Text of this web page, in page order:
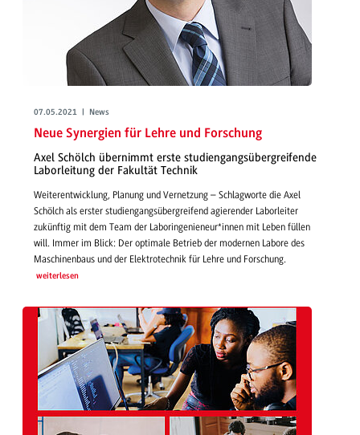
07.05.2021 | News
Neue Synergien für Lehre und Forschung
Axel Schölch übernimmt erste studiengangsübergreifende
Laborleitung der Fakultät Technik
Weiterentwicklung, Planung und Vernetzung – Schlagworte die Axel
Schölch als erster studiengangsübergreifend agierender Laborleiter
zukünftig mit dem Team der Laboringenieneur*innen mit Leben füllen
will. Immer im Blick: Der optimale Betrieb der modernen Labore des
Maschinenbaus und der Elektrotechnik für Lehre und Forschung.
weiterlesen